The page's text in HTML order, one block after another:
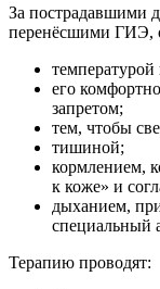
За пострадавшими
перенёсшими ГИЭ,
его
запретом;
тем, чтобы
тишиной;
кормлением,
к коже» и
дыханием,
специальный
Терапию проводят: